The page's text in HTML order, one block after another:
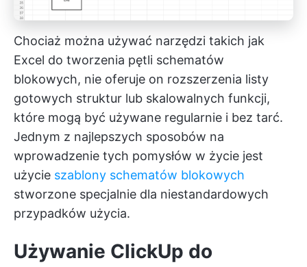
Chociaż można używać narzędzi takich jak
Excel do tworzenia pętli schematów
blokowych, nie oferuje on rozszerzenia listy
gotowych struktur lub skalowalnych funkcji,
które mogą być używane regularnie i bez tarć.
Jednym z najlepszych sposobów na
wprowadzenie tych pomysłów w życie jest
użycie szablony schematów blokowych
stworzone specjalnie dla niestandardowych
przypadków użycia.
Używanie ClickUp do